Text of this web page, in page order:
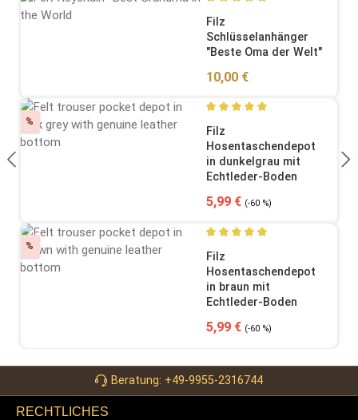
Durchschnittliche
Filz
Schlüsselanhänger
"Beste Oma der Welt"
Regulärer Preis:
10,00 €
% Rabatt Durchschnittliche
Filz
Hosentaschendepot
in dunkelgrau mit
Echtleder-Boden
Verkaufspreis:
5,99 € Regulärer Preis:
(-60 %)
% Rabatt Durchschnittliche
Filz
Hosentaschendepot
in braun mit
Echtleder-Boden
Verkaufspreis:
5,99 € Regulärer Preis:
(-60 %)
Beratung: +49-9955-2316744
RECHTLICHES